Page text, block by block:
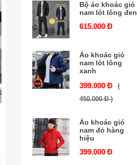
Bộ áo khoác gió
nam lót lông đen
615.000 Đ
Áo khoác gió
nam lót lông
xanh
399.000 Đ
(
450.000 Đ )
Áo khoác gió
nam đỏ hàng
hiệu
399.000 Đ